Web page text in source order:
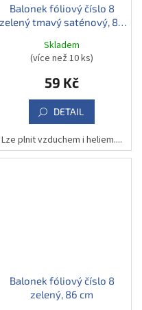
Balonek fóliový číslo 8
zelený tmavý saténový, 86
Skladem
(více než 10 ks)
59 Kč
DETAIL
Lze plnit vzduchem i heliem....
Balonek fóliový číslo 8
zelený, 86 cm